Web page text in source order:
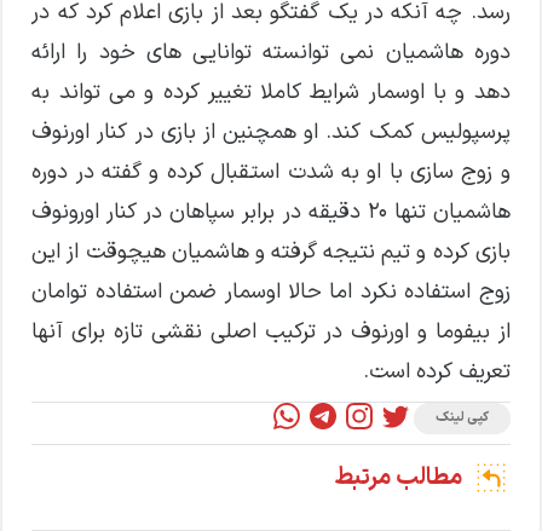
رسد. چه آنکه در یک گفتگو بعد از بازی اعلام کرد که در
دوره هاشمیان نمی توانسته توانایی های خود را ارائه
دهد و با اوسمار شرایط کاملا تغییر کرده و می تواند به
پرسپولیس کمک کند. او همچنین از بازی در کنار اورنوف
و زوج سازی با او به شدت استقبال کرده و گفته در دوره
هاشمیان تنها 20 دقیقه در برابر سپاهان در کنار اورونوف
بازی کرده و تیم نتیجه گرفته و هاشمیان هیچوقت از این
زوج استفاده نکرد اما حالا اوسمار ضمن استفاده توامان
از بیفوما و اورنوف در ترکیب اصلی نقشی تازه برای آنها
تعریف کرده است.
کپی لینک
مطالب مرتبط